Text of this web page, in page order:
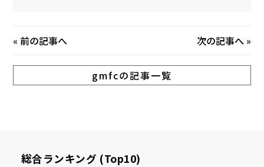
«前の記事へ 次の記事へ »
gmfcの記事一覧
総合ランキング (Top10)